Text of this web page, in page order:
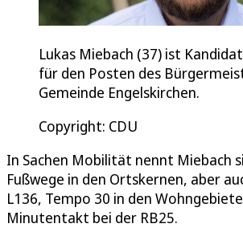
Lukas Miebach (37) ist
für den Posten des
Gemeinde Engelskirchen.
Copyright: CDU
In Sachen Mobilität nennt Miebach
Fußwege in den Ortskernen, aber
L136, Tempo 30 in den
Minutentakt bei der RB25.